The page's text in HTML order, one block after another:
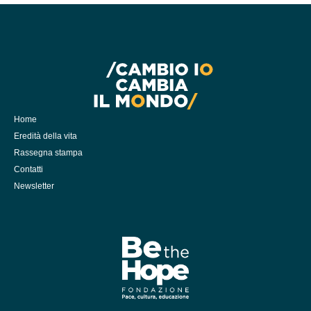
Home
Eredità della vita
Rassegna stampa
Contatti
Newsletter